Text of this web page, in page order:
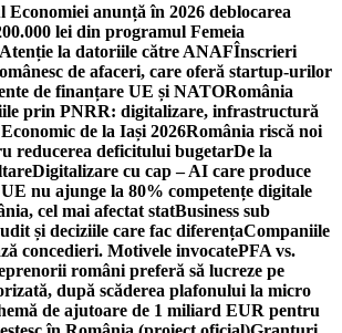
Economiei anunță în 2026 deblocarea
lei din programul Femeia
la datoriile către ANAFÎnscrieri
de afaceri, care oferă startup-urilor
de finanțare UE și NATORomânia
prin PNRR: digitalizare, infrastructură
de la Iași 2026România riscă noi
reducerea deficitului bugetarDe la
Digitalizare cu cap – AI care produce
nu ajunge la 80% competențe digitale
cel mai afectat statBusiness sub
și deciziile care fac diferențaCompaniile
concedieri. Motivele invocatePFA vs.
români preferă să lucreze pe
după scăderea plafonului la micro
de ajutoare de 1 miliard EUR pentru